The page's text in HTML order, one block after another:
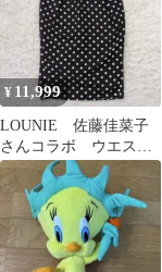
¥ 11,999
LOUNIE 佐藤佳菜子
さんコラボ ウエスト
コンシャススカート
ドット 36